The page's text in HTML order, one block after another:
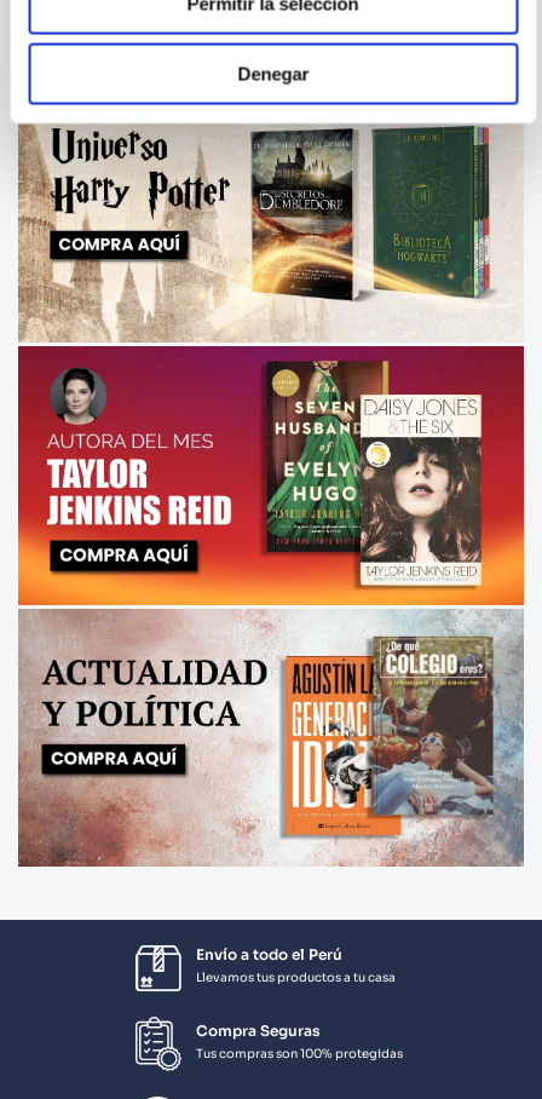
Denegar
Envío a todo el Perú
Llevamos tus productos a tu casa
Compra Seguras
Tus compras son 100% protegidas